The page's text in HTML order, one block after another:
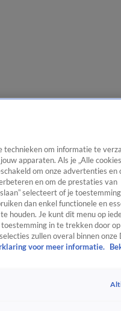
technieken om informatie te
apparaten. Als je „Alle cookies
om onze advertenties en
en om de prestaties van
selecteert of je
dan enkel functionele en
houden. Je kunt dit menu op
in te trekken door
zullen overal binnen onze
voor meer informatie.